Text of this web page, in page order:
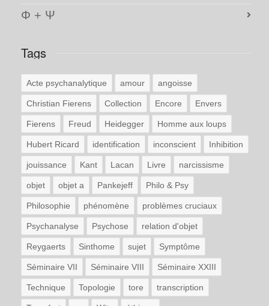
Φ + Ψ
Tags
Acte psychanalytique amour angoisse
Christian Fierens Collection Encore Envers
Fierens Freud Heidegger Homme aux loups
Hubert Ricard identification inconscient Inhibition
jouissance Kant Lacan Livre narcissisme
objet objet a Pankejeff Philo & Psy
Philosophie phénomène problèmes cruciaux
Psychanalyse Psychose relation d'objet
Reygaerts Sinthome sujet Symptôme
Séminaire VII Séminaire VIII Séminaire XXIII
Technique Topologie tore transcription